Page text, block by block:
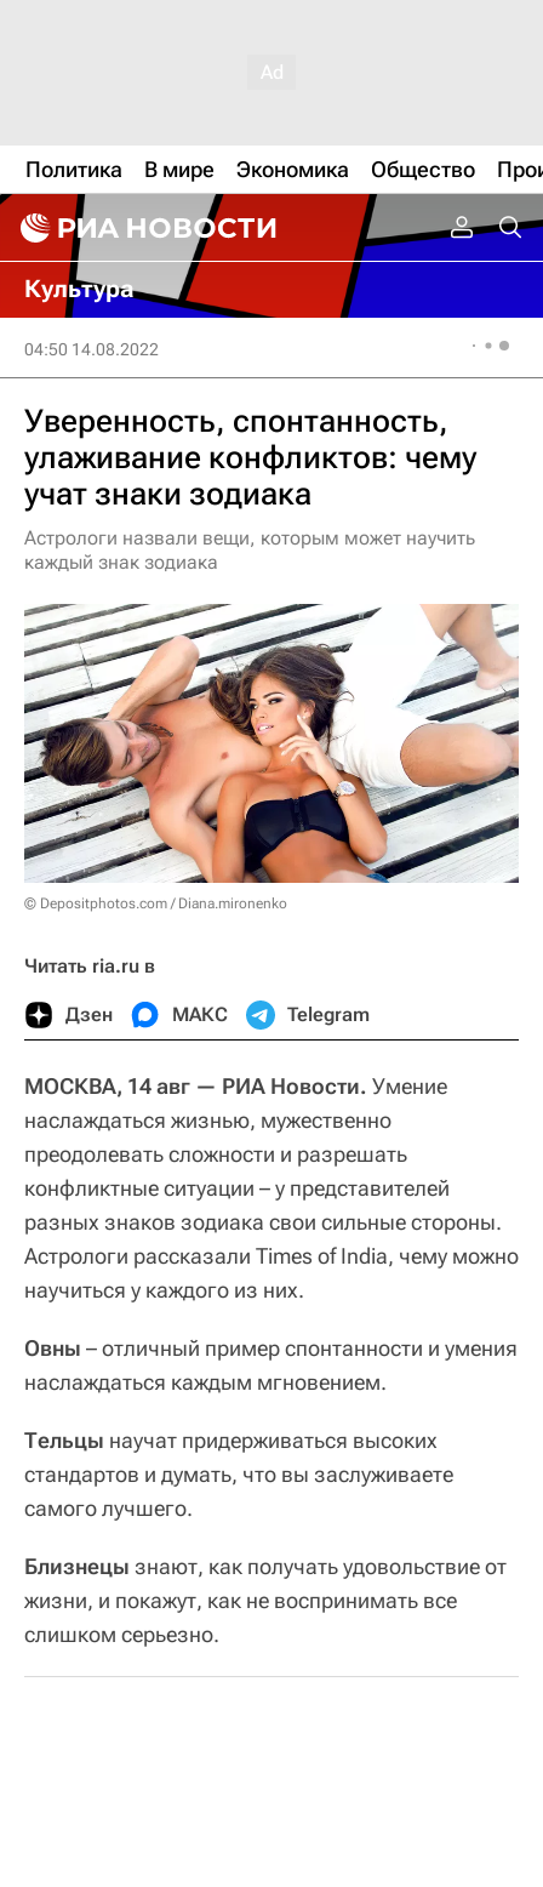
Политика В мире Экономика Общество
Культура
04:50 14.08.2022
Уверенность, спонтанность,
улаживание конфликтов: чему
учат знаки зодиака
Астрологи назвали вещи, которым может научить
каждый знак зодиака
© Depositphotos.com / Diana.mironenko
Читать ria.ru в
Дзен МАКС Telegram
МОСКВА, 14 авг — РИА Новости. Умение
наслаждаться жизнью, мужественно
преодолевать сложности и разрешать
конфликтные ситуации – у представителей
разных знаков зодиака свои сильные стороны.
Астрологи рассказали Times of India, чему можно
научиться у каждого из них.
Овны – отличный пример спонтанности и умения
наслаждаться каждым мгновением.
Тельцы научат придерживаться высоких
стандартов и думать, что вы заслуживаете
самого лучшего.
Близнецы знают, как получать удовольствие от
жизни, и покажут, как не воспринимать все
слишком серьезно.